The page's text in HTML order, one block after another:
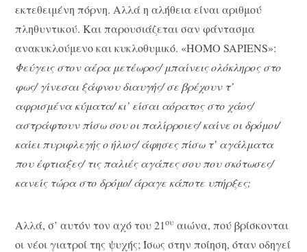
εκτεθειμένη πόρνη. Αλλά η αλήθεια είναι αριθμού
πληθυντικού. Και παρουσιάζεται σαν φάντασμα
ανακυκλούμενο και κυκλοθυμικό. «HOMO SAPIENS»:
Φεύγεις στον αέρα μετέωρος/ μπαίνεις ολόκληρος στο
φως/ γίνεσαι ξάφνου διαυγής/ σε βρέχουν τ’
αφρισμένα κύματα/ κι’ είσαι αόρατος στο χάος/
αστράφτουν πίσω σου οι παλίρροιες/ καίνε οι δρόμοι/
καίει πυριφλεγής ο ήλιος/ άφησες πίσω τ’ αγάλματα
που έφτιαξες/ τις παλιές αγάπες σου που σκότωσες/
κανείς τώρα στο δρόμο/ άραγε κάποτε υπήρξες;
Αλλά, σ’ αυτόν τον αχό του 21ου αιώνα, πού βρίσκονται
οι νέοι γιατροί της ψυχής; Ίσως στην ποίηση, όταν οδηγεί